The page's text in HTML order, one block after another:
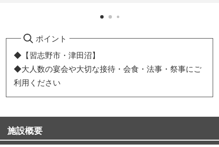
ポイント
◆【習志野市・津田沼】
◆大人数の宴会や大切な接待・会食・法事・祭事にご
利用ください
施設概要